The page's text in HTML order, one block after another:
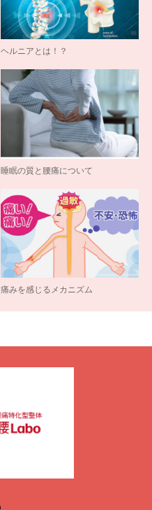
ヘルニアとは！？
睡眠の質と腰痛について
痛みを感じるメカニズム